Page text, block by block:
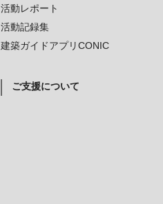
活動レポート
活動記録集
建築ガイドアプリCONIC
ご支援について